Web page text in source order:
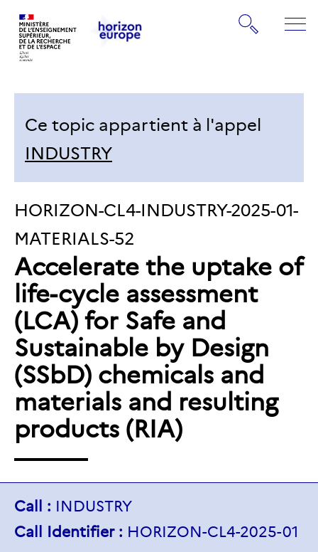
page
la
d'accueil
Rechercher
Ce topic appartient à l'appel
INDUSTRY
IDENTIFIANT
DU
TOPIC:
HORIZON-CL4-INDUSTRY-2025-01-
MATERIALS-52
Accelerate the uptake of
life-cycle assessment
(LCA) for Safe and
Sustainable by Design
(SSbD) chemicals and
materials and resulting
products (RIA)
Call : INDUSTRY
Call Identifier : HORIZON-CL4-2025-01